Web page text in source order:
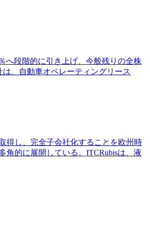
へ段階的に引き上げ、今般残りの全株
、自動車オペレーティングリース
得し、完全子会社化することを欧州時
角的に展開している。ITCRubisは、液